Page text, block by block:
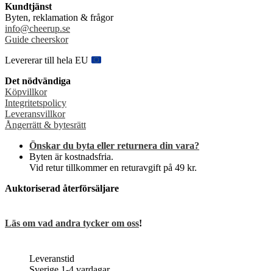
olika
Kundtjänst
Byten, reklamation & frågor
info@cheerup.se
Guide cheerskor
Levererar till hela EU
Det nödvändiga
Köpvillkor
Integritetspolicy
Leveransvillkor
Ångerrätt & bytesrätt
Önskar du byta eller returnera din vara?
Byten är kostnadsfria.
Vid retur tillkommer en returavgift på 49 kr.
Auktoriserad återförsäljare
Läs om vad andra tycker om oss!
Leveranstid